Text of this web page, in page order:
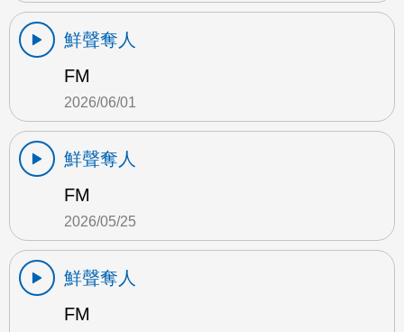
鮮聲奪人
FM
2026/06/01
鮮聲奪人
FM
2026/05/25
鮮聲奪人
FM